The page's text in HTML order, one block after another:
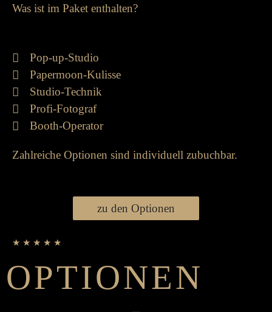
Was ist im Paket enthalten?
Pop-up-Studio
Papermoon-Kulisse
Studio-Technik
Profi-Fotograf
Booth-Operator
Zahlreiche Optionen sind individuell zubuchbar.
zu den Optionen
★ ★ ★ ★ ★
OPTIONEN